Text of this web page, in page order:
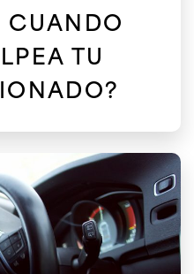
CUANDO
TU